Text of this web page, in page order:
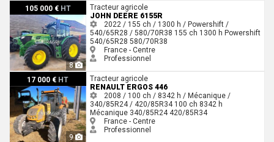
105 000 € HT
8
John Deere 6155R
Tracteur agricole
JOHN DEERE 6155R
2022 / 155 ch / 1300 h / Powershift /
540/65R28 / 580/70R38 155 ch 1300 h Powershift
540/65R28 580/70R38
France - Centre
Professionnel
17 000 € HT
9
Renault ERGOS 446
Tracteur agricole
RENAULT ERGOS 446
2008 / 100 ch / 8342 h / Mécanique /
340/85R24 / 420/85R34 100 ch 8342 h
Mécanique 340/85R24 420/85R34
France - Centre
Professionnel